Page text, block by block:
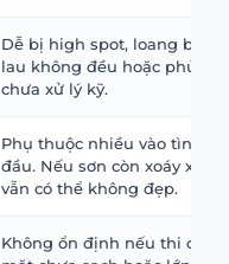
Dễ bị high spot, loang
lau không đều hoặc phủ
chưa xử lý kỹ.
Phụ thuộc nhiều vào tình
đầu. Nếu sơn còn xoáy
vẫn có thể không đẹp.
Không ổn định nếu thi công